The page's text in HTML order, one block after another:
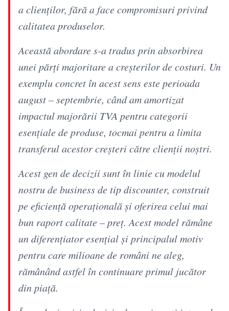
a clienților, fără a face compromisuri privind
calitatea produselor.
Această abordare s-a tradus prin absorbirea
unei părți majoritare a creșterilor de costuri. Un
exemplu concret în acest sens este perioada
august – septembrie, când am amortizat
impactul majorării TVA pentru categorii
esențiale de produse, tocmai pentru a limita
transferul acestor creșteri către clienții noștri.
Acest gen de decizii sunt în linie cu modelul
nostru de business de tip discounter, construit
pe eficiență operațională și oferirea celui mai
bun raport calitate – preț. Acest model rămâne
un diferențiator esențial și principalul motiv
pentru care milioane de români ne aleg,
rămânând astfel în continuare primul jucător
din piață.